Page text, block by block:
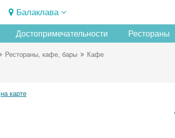
Балаклава
Достопримечательности Рестораны
Рестораны, кафе, бары Кафе
на карте